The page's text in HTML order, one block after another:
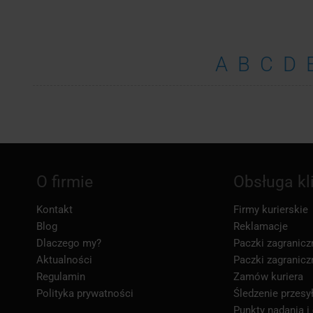
A B C D
O firmie
Kontakt
Blog
Dlaczego my?
Aktualności
Regulamin
Polityka prywatności
Obsługa
Firmy kurierskie
Reklamacje
Paczki
Paczki
Zamów kuriera
Śledzenie
Punkty nadania i